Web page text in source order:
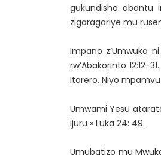
gukundisha abantu
zigaragariye mu
Impano z’Umwuka
rw’Abakorinto
Itorero. Niyo
Umwami Yesu
ijuru » Luka 24: 49.
Umubatizo mu